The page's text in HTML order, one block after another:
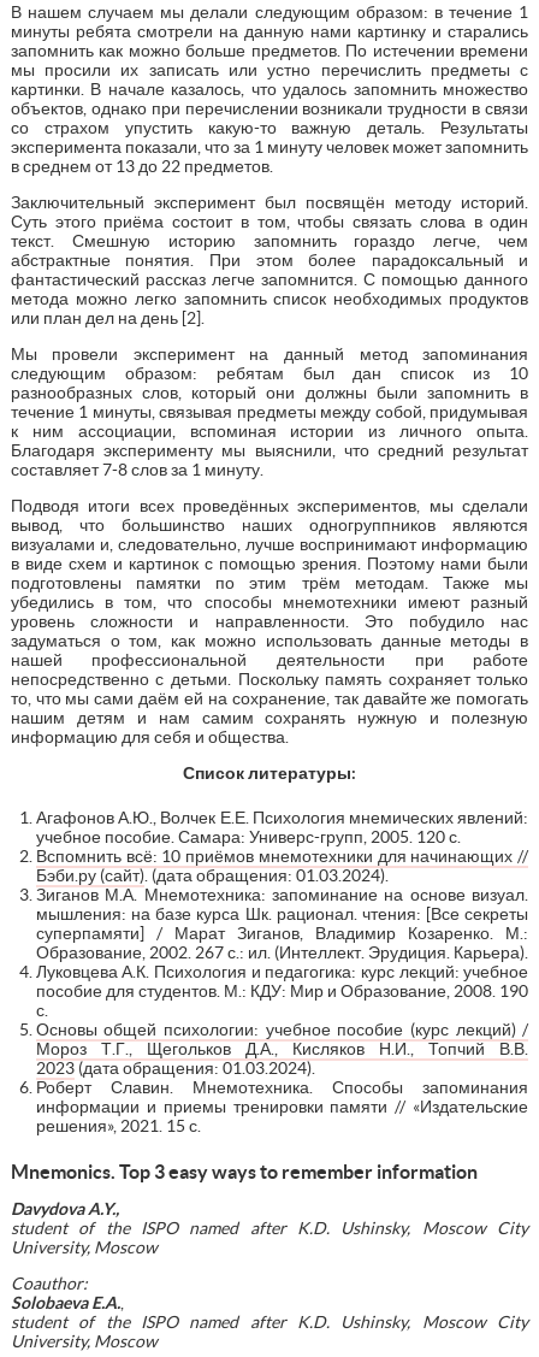
В нашем случаем мы делали следующим образом: в течение 1
минуты ребята смотрели на данную нами картинку и старались
запомнить как можно больше предметов. По истечении времени
мы просили их записать или устно перечислить предметы с
картинки. В начале казалось, что удалось запомнить множество
объектов, однако при перечислении возникали трудности в связи
со страхом упустить какую-то важную деталь. Результаты
эксперимента показали, что за 1 минуту человек может запомнить
в среднем от 13 до 22 предметов.
Заключительный эксперимент был посвящён методу историй.
Суть этого приёма состоит в том, чтобы связать слова в один
текст. Смешную историю запомнить гораздо легче, чем
абстрактные понятия. При этом более парадоксальный и
фантастический рассказ легче запомнится. С помощью данного
метода можно легко запомнить список необходимых продуктов
или план дел на день [2].
Мы провели эксперимент на данный метод запоминания
следующим образом: ребятам был дан список из 10
разнообразных слов, который они должны были запомнить в
течение 1 минуты, связывая предметы между собой, придумывая
к ним ассоциации, вспоминая истории из личного опыта.
Благодаря эксперименту мы выяснили, что средний результат
составляет 7-8 слов за 1 минуту.
Подводя итоги всех проведённых экспериментов, мы сделали
вывод, что большинство наших одногруппников являются
визуалами и, следовательно, лучше воспринимают информацию
в виде схем и картинок с помощью зрения. Поэтому нами были
подготовлены памятки по этим трём методам. Также мы
убедились в том, что способы мнемотехники имеют разный
уровень сложности и направленности. Это побудило нас
задуматься о том, как можно использовать данные методы в
нашей профессиональной деятельности при работе
непосредственно с детьми. Поскольку память сохраняет только
то, что мы сами даём ей на сохранение, так давайте же помогать
нашим детям и нам самим сохранять нужную и полезную
информацию для себя и общества.
Список литературы:
Агафонов А.Ю., Волчек Е.Е. Психология мнемических явлений:
учебное пособие. Самара: Универс-групп, 2005. 120 с.
Вспомнить всё: 10 приёмов мнемотехники для начинающих //
Бэби.ру (сайт). (дата обращения: 01.03.2024).
Зиганов М.А. Мнемотехника: запоминание на основе визуал.
мышления: на базе курса Шк. рационал. чтения: [Все секреты
суперпамяти] / Марат Зиганов, Владимир Козаренко. М.:
Образование, 2002. 267 с.: ил. (Интеллект. Эрудиция. Карьера).
Луковцева А.К. Психология и педагогика: курс лекций: учебное
пособие для студентов. М.: КДУ: Мир и Образование, 2008. 190
с.
Основы общей психологии: учебное пособие (курс лекций) /
Мороз Т.Г., Щегольков Д.А., Кисляков Н.И., Топчий В.В.
2023(дата обращения: 01.03.2024).
Роберт Славин. Мнемотехника. Способы запоминания
информации и приемы тренировки памяти // «Издательские
решения», 2021. 15 с.
Mnemonics. Top 3 easy ways to remember information
Davydova A.Y.,
student
of the ISPO named after K.D. Ushinsky, Moscow
City
University, Moscow
Coauthor:
Solobaeva E.A.,
student of the ISPO named after K.D. Ushinsky, Moscow City
University, Moscow